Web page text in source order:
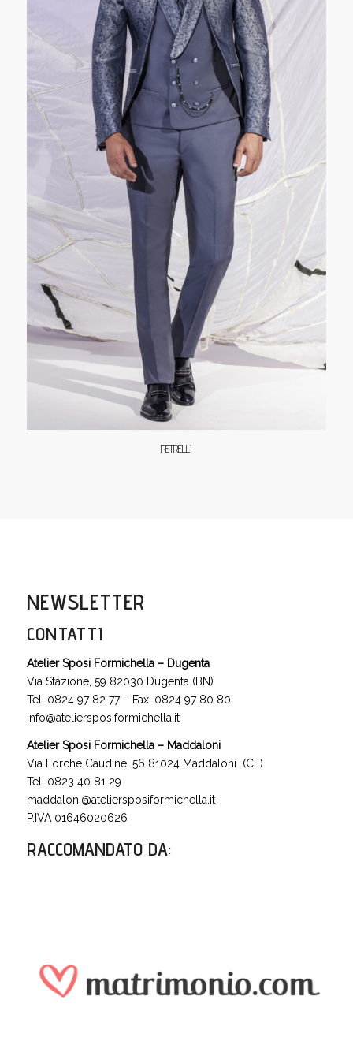
PETRELLI
NEWSLETTER
CONTATTI
Atelier Sposi Formichella – Dugenta
Via Stazione, 59 82030 Dugenta (BN)
Tel. 0824 97 82 77 – Fax: 0824 97 80 80
info@ateliersposiformichella.it
Atelier Sposi Formichella – Maddaloni
Via Forche Caudine, 56 81024 Maddaloni (CE)
Tel. 0823 40 81 29
maddaloni@ateliersposiformichella.it
P.IVA 01646020626
RACCOMANDATO DA: